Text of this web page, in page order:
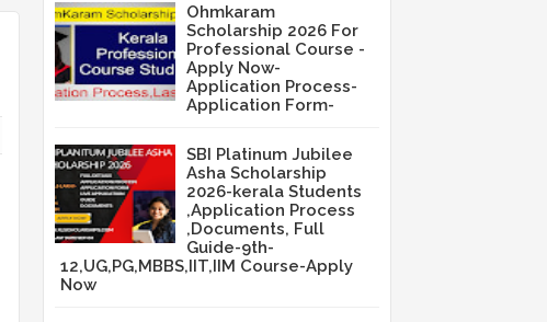
Ohmkaram
Scholarship 2026 For
Professional Course -
Apply Now-
Application Process-
Application Form-
SBI Platinum Jubilee
Asha Scholarship
2026-kerala Students
,Application Process
,Documents, Full
Guide-9th-
12,UG,PG,MBBS,IIT,IIM Course-Apply
Now